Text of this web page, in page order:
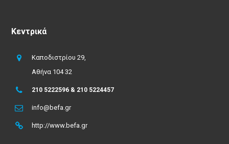
Κεντρικά
Καποδιστρίου 29,
Αθήνα 104 32
210 5222596 & 210 5224457
info@befa.gr
http://www.befa.gr